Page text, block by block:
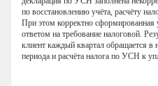
по восстановлению учёта, расчёту
При этом корректно сформированная
ответом на требование налоговой.
клиент каждый квартал обращается
периода и расчёта налога по УСН к